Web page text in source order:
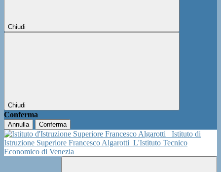
Chiudi
Chiudi
Conferma
Annulla Conferma
Istituto di
Istruzione Superiore Francesco Algarotti L'Istituto Tecnico
Economico di Venezia